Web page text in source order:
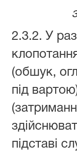
2.3.2. У
(обшук,
під
підставі